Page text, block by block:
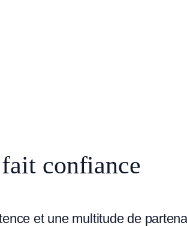
confiance
et une multitude de